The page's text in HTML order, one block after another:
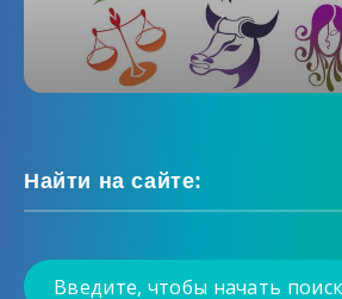
Найти на сайте: